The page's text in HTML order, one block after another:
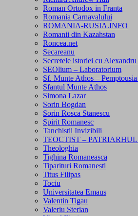
Roman Ortodox in Franta
Romania Carnavalului
ROMANIA-RUSIA.INFO
Romanii din Kazahstan
Roncea.net
Secareanu
Secretele istoriei cu
SEOlium – Laboratorium
Sf. Munte Athos –
Sfantul Munte Athos
Simona Lazar
Sorin Bogdan
Sorin Rosca Stanescu
Spirit Romanesc
Tanchistii Invizibili
TEOCTIST –
Theologhia
Tighina Romaneasca
Tiparituri Romanesti
Titus Filipas
Tociu
Universitatea Emaus
Valentin Tigau
Valeriu Sterian